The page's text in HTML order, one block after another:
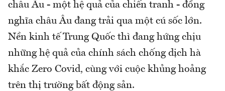
châu Âu - một hệ quả của chiến tranh - đồng
nghĩa châu Âu đang trải qua một cú sốc lớn.
Nền kinh tế Trung Quốc thì đang hứng chịu
những hệ quả của chính sách chống dịch hà
khắc Zero Covid, cùng với cuộc khủng hoảng
trên thị trường bất động sản.